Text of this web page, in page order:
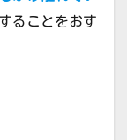
することをおす